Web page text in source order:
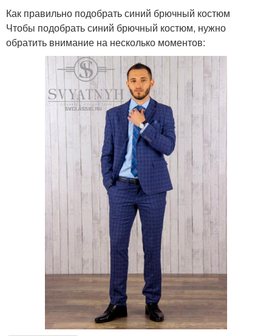
Как правильно подобрать синий брючный костюм
Чтобы подобрать синий брючный костюм, нужно
обратить внимание на несколько моментов: